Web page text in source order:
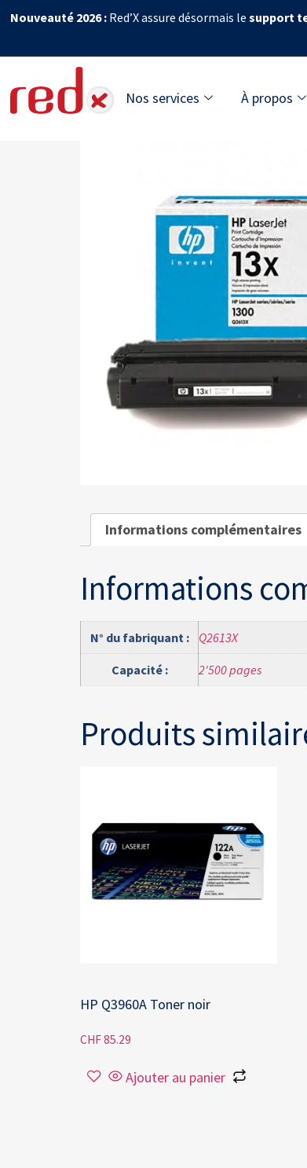
Nouveauté 2026 : Red’X assure désormais lesupport
Nos services À propos
Informations complémentaires
Informations
N° du fabriquant : Q2613X
Capacité : 2'500 pages
Produits
HP Q3960A Toner noir
CHF85.29
Ajouter au panier